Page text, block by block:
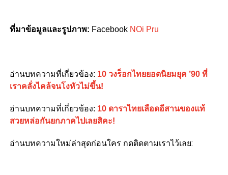
ที่มาข้อมูลและรูปภาพ: Facebook NOi Pru
อ่านบทความที่เกี่ยวข้อง: 10 วงร็อกไทยยอดนิยมยุค ’90 ที่
เราคลั่งไคล้จนโงหัวไม่ขึ้น!
อ่านบทความที่เกี่ยวข้อง: 10 ดาราไทยเลือดอีสานของแท้
สวยหล่อกันยกภาคไปเลยสิคะ!
อ่านบทความใหม่ล่าสุดก่อนใคร กดติดตามเราไว้เลย: